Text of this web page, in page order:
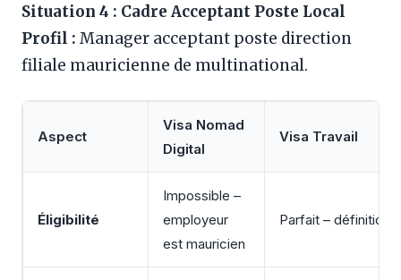
Situation 4 : Cadre Acceptant Poste Local
Profil : Manager acceptant poste direction
filiale mauricienne de multinational.
Aspect
Visa Nomad
Digital
Visa Travail
Éligibilité
Impossible –
employeur
est mauricien
Parfait – définition